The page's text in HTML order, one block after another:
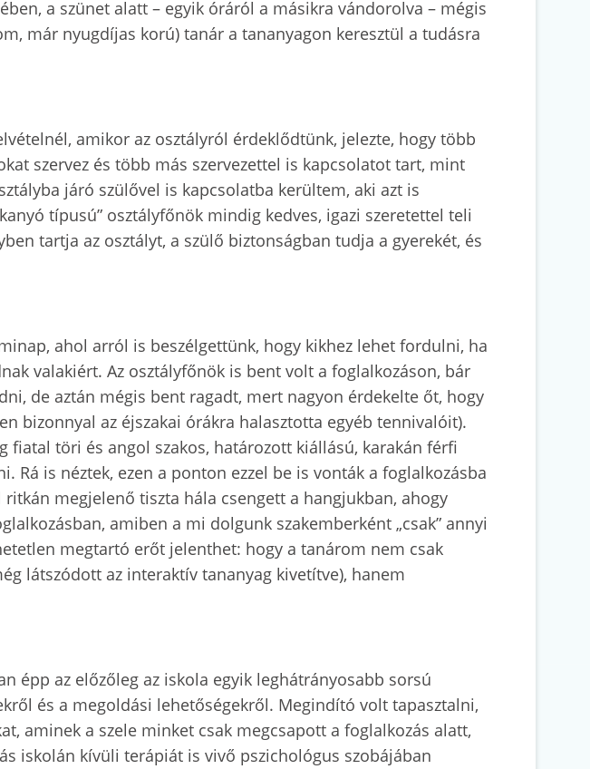
a szünet alatt – egyik óráról a másikra vándorolva – mégis
már nyugdíjas korú) tanár a tananyagon keresztül a tudásra
amikor az osztályról érdeklődtünk, jelezte, hogy több
szervez és több más szervezettel is kapcsolatot tart, mint
járó szülővel is kapcsolatba kerültem, aki azt is
típusú” osztályfőnök mindig kedves, igazi szeretettel teli
tartja az osztályt, a szülő biztonságban tudja a gyerekét, és
ahol arról is beszélgettünk, hogy kikhez lehet fordulni, ha
valakiért. Az osztályfőnök is bent volt a foglalkozáson, bár
de aztán mégis bent ragadt, mert nagyon érdekelte őt, hogy
bizonnyal az éjszakai órákra halasztotta egyéb tennivalóit).
fiatal töri és angol szakos, határozott kiállású, karakán férfi
is néztek, ezen a ponton ezzel be is vonták a foglalkozásba
megjelenő tiszta hála csengett a hangjukban, ahogy
amiben a mi dolgunk szakemberként „csak” annyi
megtartó erőt jelenthet: hogy a tanárom nem csak
látszódott az interaktív tananyag kivetítve), hanem
épp az előzőleg az iskola egyik leghátrányosabb sorsú
és a megoldási lehetőségekről. Megindító volt tapasztalni,
aminek a szele minket csak megcsapott a foglalkozás alatt,
iskolán kívüli terápiát is vivő pszichológus szobájában